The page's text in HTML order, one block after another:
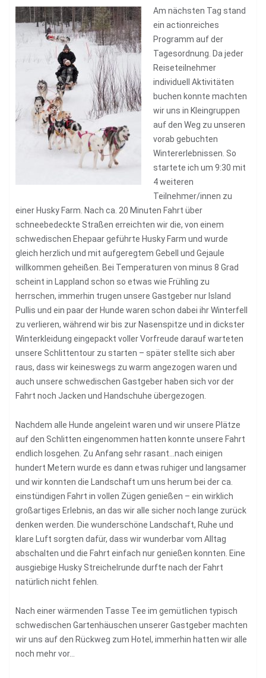
Am nächsten Tag stand
ein actionreiches
Programm auf der
Tagesordnung. Da jeder
Reiseteilnehmer
individuell Aktivitäten
buchen konnte machten
wir uns in Kleingruppen
auf den Weg zu unseren
vorab gebuchten
Wintererlebnissen. So
startete ich um 9:30 mit
4 weiteren
Teilnehmer/innen zu
einer Husky Farm. Nach ca. 20 Minuten Fahrt über
schneebedeckte Straßen erreichten wir die, von einem
schwedischen Ehepaar geführte Husky Farm und wurde
gleich herzlich und mit aufgeregtem Gebell und Gejaule
willkommen geheißen. Bei Temperaturen von minus 8 Grad
scheint in Lappland schon so etwas wie Frühling zu
herrschen, immerhin trugen unsere Gastgeber nur Island
Pullis und ein paar der Hunde waren schon dabei ihr Winterfell
zu verlieren, während wir bis zur Nasenspitze und in dickster
Winterkleidung eingepackt voller Vorfreude darauf warteten
unsere Schlittentour zu starten – später stellte sich aber
raus, dass wir keineswegs zu warm angezogen waren und
auch unsere schwedischen Gastgeber haben sich vor der
Fahrt noch Jacken und Handschuhe übergezogen.
Nachdem alle Hunde angeleint waren und wir unsere Plätze
auf den Schlitten eingenommen hatten konnte unsere Fahrt
endlich losgehen. Zu Anfang sehr rasant…nach einigen
hundert Metern wurde es dann etwas ruhiger und langsamer
und wir konnten die Landschaft um uns herum bei der ca.
einstündigen Fahrt in vollen Zügen genießen – ein wirklich
großartiges Erlebnis, an das wir alle sicher noch lange zurück
denken werden. Die wunderschöne Landschaft, Ruhe und
klare Luft sorgten dafür, dass wir wunderbar vom Alltag
abschalten und die Fahrt einfach nur genießen konnten. Eine
ausgiebige Husky Streichelrunde durfte nach der Fahrt
natürlich nicht fehlen.
Nach einer wärmenden Tasse Tee im gemütlichen typisch
schwedischen Gartenhäuschen unserer Gastgeber machten
wir uns auf den Rückweg zum Hotel, immerhin hatten wir alle
noch mehr vor…